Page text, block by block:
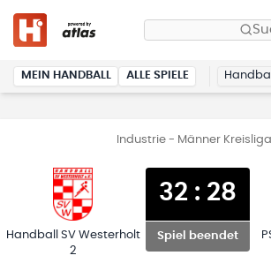
MEIN HANDBALL ALLE SPIELE
Industrie - Männer Kreisliga
Handball SV Westerholt
2
32 : 28
Spiel beendet